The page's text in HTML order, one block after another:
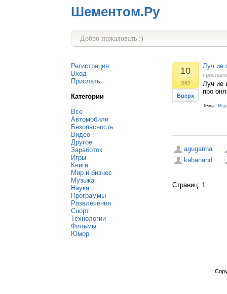
Шементом.Ру
Добро пожаловать :)
Регистрация
Вход
Прислать
Категории
Все
Автомобили
Безопасность
Видео
Другое
Заработок
Игры
Книги
Мир и бизнес
Музыка
Наука
Программы
Развлечения
Спорт
Технологии
Фильмы
Юмор
10
раз
Вверх
Луч ие
Луч ие
про
Тема:
aguganna
kabanand
Страниц: 1